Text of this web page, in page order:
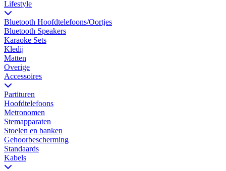
Lifestyle
Bluetooth Hoofdtelefoons/Oortjes
Bluetooth Speakers
Karaoke Sets
Kledij
Matten
Overige
Accessoires
Partituren
Hoofdtelefoons
Metronomen
Stemapparaten
Stoelen en banken
Gehoorbescherming
Standaards
Kabels